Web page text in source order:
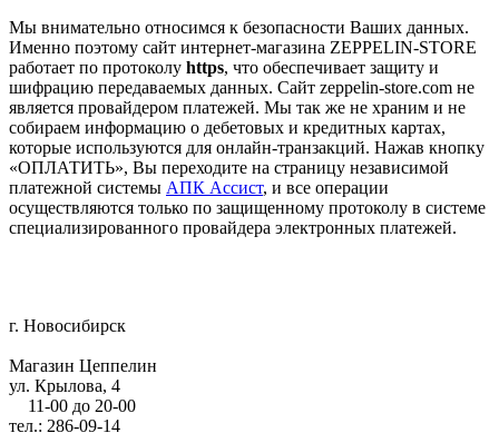
Мы внимательно относимся к безопасности Ваших данных.
Именно поэтому сайт интернет-магазина ZEPPELIN-STORE
работает по протоколу https, что обеспечивает защиту и
шифрацию передаваемых данных. Сайт zeppelin-store.com не
является провайдером платежей. Мы так же не храним и не
собираем информацию о дебетовых и кредитных картах,
которые используются для онлайн-транзакций. Нажав кнопку
«ОПЛАТИТЬ», Вы переходите на страницу независимой
платежной системы АПК Ассист, и все операции
осуществляются только по защищенному протоколу в системе
специализированного провайдера электронных платежей.
г. Новосибирск
Магазин Цеппелин
ул. Крылова, 4
11-00 до 20-00
тел.: 286-09-14